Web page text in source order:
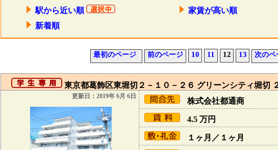
駅から近い順
新着順
家賃が高い順
最初のページ 前のページ 10 11 12 13 次のペ
東京都葛飾区東堀切２－１０－２６ グリーンシティ堀切
更新日：2019年 6月 6日
株式会社都通商
4.5 万円
１ヶ月／１ヶ月